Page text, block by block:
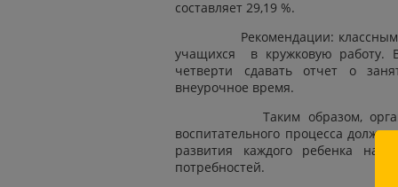
составляет 29,19 %.
Рекомендации: классным
учащихся в кружковую работу.
четверти сдавать отчет о
внеурочное время.
Таким образом,
воспитательного процесса
развития каждого ребенка на
потребностей.